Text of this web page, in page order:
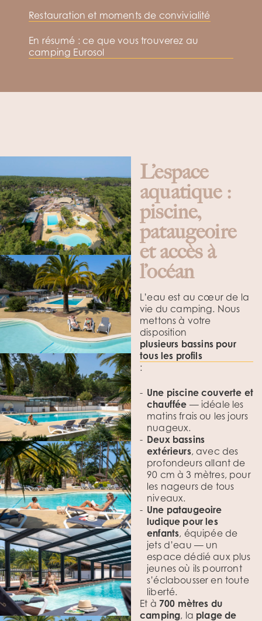
Restauration et moments de convivialité
En résumé : ce que vous trouverez au
camping Eurosol
L’espace
aquatique :
piscine,
pataugeoire
et accès à
l’océan
L’eau est au cœur de la
vie du camping. Nous
mettons à votre
disposition
plusieurs bassins pour
tous les profils
:
Une piscine couverte et
chauffée — idéale les
matins frais ou les jours
nuageux.
Deux bassins
extérieurs, avec des
profondeurs allant de
90 cm à 3 mètres, pour
les nageurs de tous
niveaux.
Une pataugeoire
ludique pour les
enfants, équipée de
jets d’eau — un
espace dédié aux plus
jeunes où ils pourront
s’éclabousser en toute
liberté.
Et à 700 mètres du
camping, la plage de